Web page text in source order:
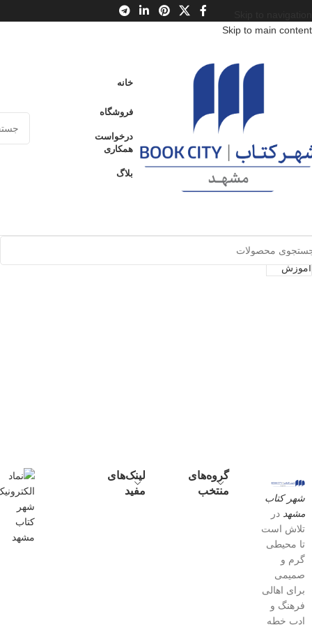
Skip to main content
خانه
فروشگاه
درخواست
همکاری
بلاگ
نمایش یک نتیجه
رشد
آموزش
شهر کتاب
مشهد در
تلاش است
تا محیطی
گرم و
صمیمی
برای اهالی
فرهنگ و
ادبِ خطه
گروه‌های
منتخب
لینک‌های
مفید